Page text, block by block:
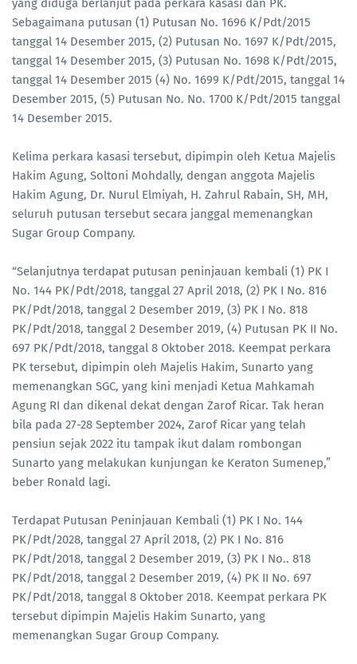
yang diduga berlanjut pada perkara kasasi dan PK.
Sebagaimana putusan (1) Putusan No. 1696 K/Pdt/2015
tanggal 14 Desember 2015, (2) Putusan No. 1697 K/Pdt/2015,
tanggal 14 Desember 2015, (3) Putusan No. 1698 K/Pdt/2015,
tanggal 14 Desember 2015 (4) No. 1699 K/Pdt/2015, tanggal 14
Desember 2015, (5) Putusan No. No. 1700 K/Pdt/2015 tanggal
14 Desember 2015.
Kelima perkara kasasi tersebut, dipimpin oleh Ketua Majelis
Hakim Agung, Soltoni Mohdally, dengan anggota Majelis
Hakim Agung, Dr. Nurul Elmiyah, H. Zahrul Rabain, SH, MH,
seluruh putusan tersebut secara janggal memenangkan
Sugar Group Company.
“Selanjutnya terdapat putusan peninjauan kembali (1) PK I
No. 144 PK/Pdt/2018, tanggal 27 April 2018, (2) PK I No. 816
PK/Pdt/2018, tanggal 2 Desember 2019, (3) PK I No. 818
PK/Pdt/2018, tanggal 2 Desember 2019, (4) Putusan PK II No.
697 PK/Pdt/2018, tanggal 8 Oktober 2018. Keempat perkara
PK tersebut, dipimpin oleh Majelis Hakim, Sunarto yang
memenangkan SGC, yang kini menjadi Ketua Mahkamah
Agung RI dan dikenal dekat dengan Zarof Ricar. Tak heran
bila pada 27-28 September 2024, Zarof Ricar yang telah
pensiun sejak 2022 itu tampak ikut dalam rombongan
Sunarto yang melakukan kunjungan ke Keraton Sumenep,”
beber Ronald lagi.
Terdapat Putusan Peninjauan Kembali (1) PK I No. 144
PK/Pdt/2028, tanggal 27 April 2018, (2) PK I No. 816
PK/Pdt/2018, tanggal 2 Desember 2019, (3) PK I No.. 818
PK/Pdt/2018, tanggal 2 Desember 2019, (4) PK II No. 697
PK/Pdt/2018, tanggal 8 Oktober 2018. Keempat perkara PK
tersebut dipimpin Majelis Hakim Sunarto, yang
memenangkan Sugar Group Company.